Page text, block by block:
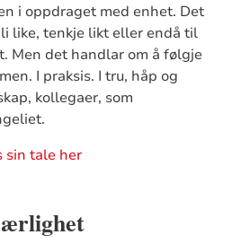
i oppdraget med enhet. Det
like, tenkje likt eller endå til
Men det handlar om å følgje
I praksis. I tru, håp og
kollegaer, som
sin tale her